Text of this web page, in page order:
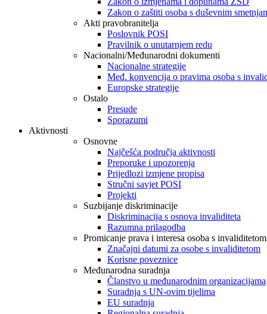
Zakon o zaštiti osoba s duševnim
Akti pravobranitelja
Poslovnik POSI
Pravilnik o unutarnjem redu
Nacionalni/Međunarodni dokumenti
Nacionalne strategije
Međ. konvencija o pravima osoba s
Europske strategije
Ostalo
Presude
Sporazumi
Aktivnosti
Osnovne
Najčešća područja aktivnosti
Preporuke i upozorenja
Prijedlozi izmjene propisa
Stručni savjet POSI
Projekti
Suzbijanje diskriminacije
Diskriminacija s osnova invaliditeta
Razumna prilagodba
Promicanje prava i interesa osoba s invaliditetom
Značajni datumi za osobe s invaliditetom
Korisne poveznice
Međunarodna suradnja
Članstvo u međunarodnim organizacijama
Suradnja s UN-ovim tijelima
EU suradnja